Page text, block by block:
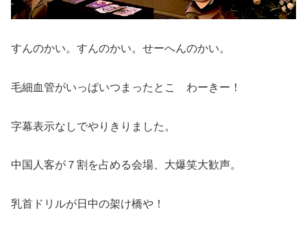
すんのかい。すんのかい。せーへんのかい。
毛細血管がいっぱいつまったとこ わーきー！
字幕表示なしでやりきりました。
中国人客が７割を占める会場、大爆笑大歓声。
乳首ドリルが日中の架け橋や！